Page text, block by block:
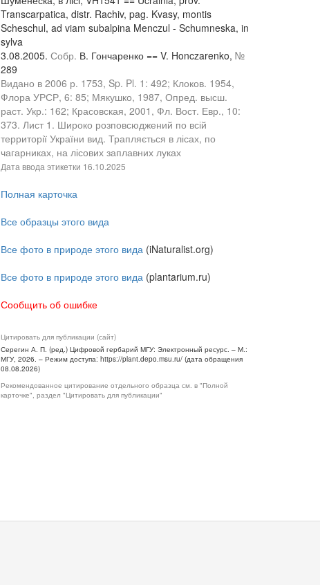
Transcarpatica, distr. Rachiv, pag. Kvasy, montis
Scheschul, ad viam subalpina Menczul - Schumneska, in
sylva
3.08.2005. Собр. В. Гончаренко == V. Honczarenko, №
289
Видано в 2006 р. 1753, Sp. Pl. 1: 492; Клоков. 1954,
Флора УРСР, 6: 85; Мякушко, 1987, Опред. высш.
раст. Укр.: 162; Красовская, 2001, Фл. Вост. Евр., 10:
373. Лист 1. Широко розповсюджений по всій
территорії України вид. Трапляється в лісах, по
чагарниках, на лісових заплавних луках
Дата ввода этикетки 16.10.2025
Полная карточка
Все образцы этого вида
Все фото в природе этого вида (iNaturalist.org)
Все фото в природе этого вида (plantarium.ru)
Сообщить об ошибке
Цитировать для публикации (сайт)
Серегин А. П. (ред.) Цифровой гербарий МГУ: Электронный ресурс. – М.:
МГУ, 2026. – Режим доступа: https://plant.depo.msu.ru/ (дата обращения
08.08.2026)
Рекомендованное цитирование отдельного образца см. в "Полной
карточке", раздел "Цитировать для публикации"